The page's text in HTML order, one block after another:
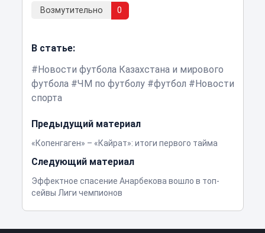
Возмутительно 0
В статье:
Новости футбола Казахстана и мирового
футбола
ЧМ по футболу футбол
Новости
спорта
Предыдущий материал
«Копенгаген» – «Кайрат»: итоги первого тайма
Следующий материал
Эффектное спасение Анарбекова вошло в топ-
сейвы Лиги чемпионов